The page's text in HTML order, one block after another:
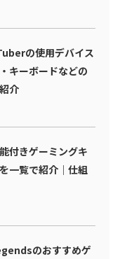
の使用デバイス
キーボードなどの
介
付きゲーミングキ
一覧で紹介｜仕組
のおすすめゲ